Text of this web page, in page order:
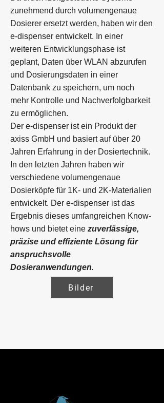
zunehmend durch volumengenaue
Dosierer ersetzt werden, haben wir den
e-dispenser entwickelt. In einer
weiteren Entwicklungsphase ist
geplant, Daten über WLAN abzurufen
und Dosierungsdaten in einer
Datenbank zu speichern, um noch
mehr Kontrolle und Nachverfolgbarkeit
zu ermöglichen.
Der e-dispenser ist ein Produkt der
axiss GmbH und basiert auf über 20
Jahren Erfahrung in der Dosiertechnik.
In den letzten Jahren haben wir
verschiedene volumengenaue
Dosierköpfe für 1K- und 2K-Materialien
entwickelt. Der e-dispenser ist das
Ergebnis dieses umfangreichen Know-
hows und bietet eine zuverlässige,
präzise und effiziente Lösung für
anspruchsvolle
Dosieranwendungen.
Bilder